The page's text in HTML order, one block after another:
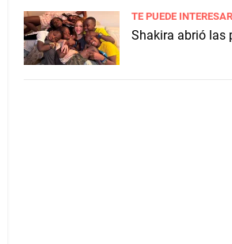
TE PUEDE
Shakira abrió las